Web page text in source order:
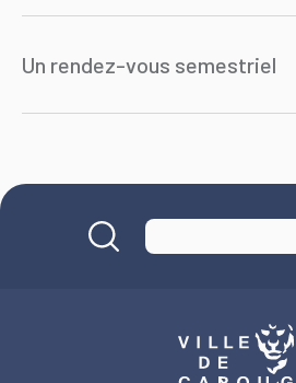
Un rendez-vous semestriel